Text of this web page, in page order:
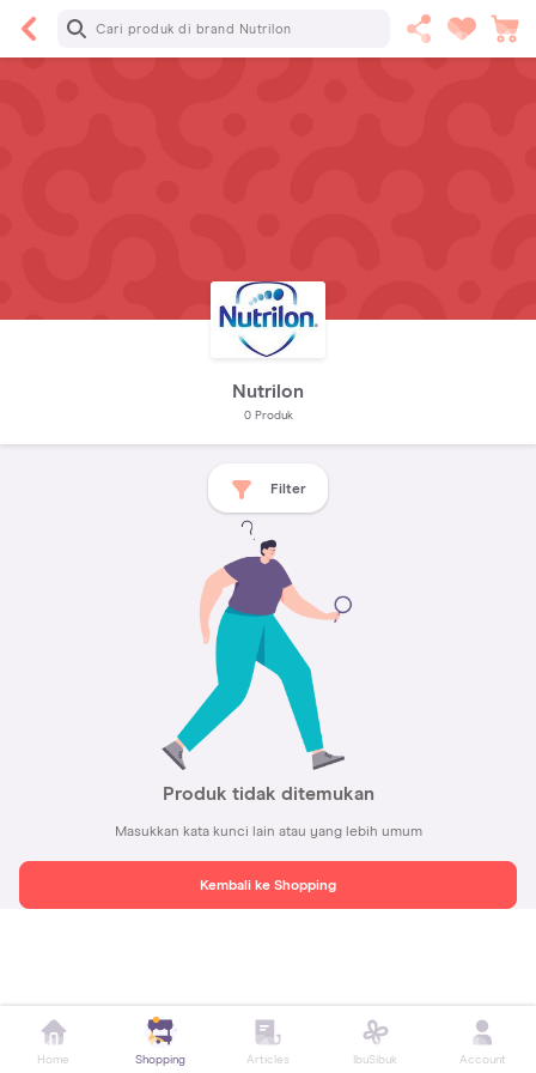
Nutrilon
0Produk
Filter
Produk tidak ditemukan
Masukkan kata kunci lain atau yang lebih umum
Kembali ke Shopping
Home Shopping Articles IbuSibuk Account